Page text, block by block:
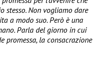
Non vogliamo dare
a modo suo. Però è una
Parla del giorno in cui
promessa, la consacrazione